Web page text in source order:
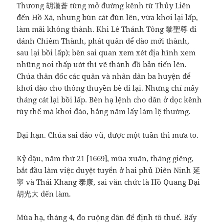
Thương 胡漢蒼 từng mở đường kênh từ Thủy Liên
đến Hồ Xá, nhưng bùn cát đùn lên, vừa khơi lại lấp,
làm mãi không thành. Khi Lê Thánh Tông 黎聖尊 đi
đánh Chiêm Thành, phát quân để đào mới thành,
sau lại bồi lấp); bèn sai quan xem xét địa hình xem
những nơi thấp ướt thì vẽ thành đồ bản tiến lên.
Chúa thân đốc các quân và nhân dân ba huyện để
khơi đào cho thông thuyền bè đi lại. Nhưng chỉ mấy
tháng cát lại bồi lấp. Bèn hạ lệnh cho dân ở dọc kênh
tùy thế mà khơi đào, hằng năm lấy làm lệ thường.
Đại hạn. Chúa sai đảo vũ, được một tuần thì mưa to.
Kỷ dậu, năm thứ 21 [1669], mùa xuân, tháng giêng,
bắt đầu làm việc duyệt tuyển ở hai phủ Diên Ninh 延
寧 và Thái Khang 泰康, sai văn chức là Hồ Quang Đại
胡光大 đến làm.
Mùa hạ, tháng 4, đo ruộng dân để định tô thuế. Bấy